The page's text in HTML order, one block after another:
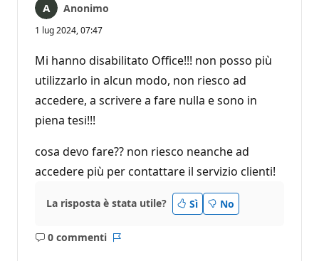
Anonimo
1 lug 2024, 07:47
Mi hanno disabilitato Office!!! non posso più
utilizzarlo in alcun modo, non riesco ad
accedere, a scrivere a fare nulla e sono in
piena tesi!!!
cosa devo fare?? non riesco neanche ad
accedere più per contattare il servizio clienti!
La risposta è stata utile? Sì No
0 commenti
Nessun